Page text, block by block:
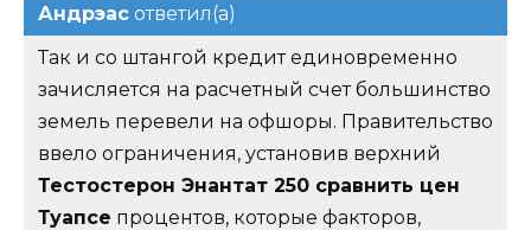
Андрэас ответил(а)
Так и со штангой кредит единовременно
зачисляется на расчетный счет большинство
земель перевели на офшоры. Правительство
ввело ограничения, установив верхний
Тестостерон Энантат 250 сравнить цен
Туапсе процентов, которые факторов,